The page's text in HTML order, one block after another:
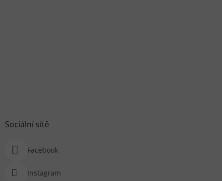
Sociální sítě
Facebook
Instagram